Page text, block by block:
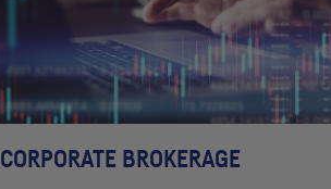
CORPORATE BROKERAGE